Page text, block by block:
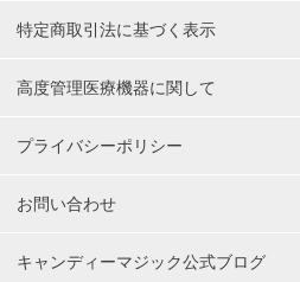
特定商取引法に基づく表示
高度管理医療機器に関して
プライバシーポリシー
お問い合わせ
キャンディーマジック公式ブログ